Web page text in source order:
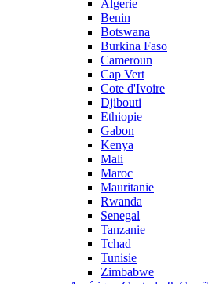
Algerie
Benin
Botswana
Burkina Faso
Cameroun
Cap Vert
Cote d'Ivoire
Djibouti
Ethiopie
Gabon
Kenya
Mali
Maroc
Mauritanie
Rwanda
Senegal
Tanzanie
Tchad
Tunisie
Zimbabwe